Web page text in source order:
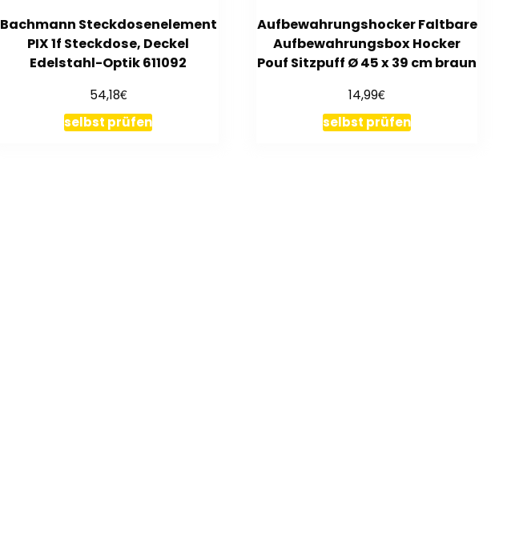
Bachmann Steckdosenelement
PIX 1f Steckdose, Deckel
Edelstahl-Optik 611092
54,18€
selbst prüfen
Aufbewahrungshocker Faltbare
Aufbewahrungsbox Hocker
Pouf Sitzpuff Ø 45 x 39 cm braun
14,99€
selbst prüfen